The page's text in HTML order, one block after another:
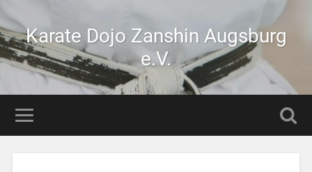
Karate Dojo Zanshin Augsburg
e.V.